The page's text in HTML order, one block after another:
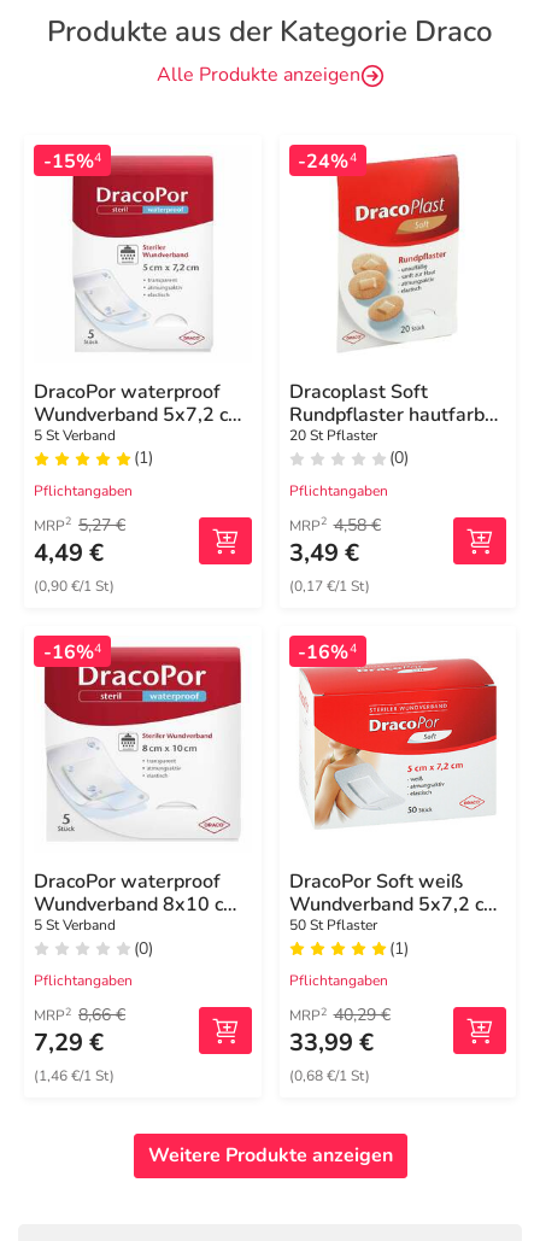
Produkte aus der Kategorie Draco
Alle Produkte anzeigen
-15%4
DracoPor waterproof
Wundverband 5x7,2 cm
steril
5 St Verband
(1)
Pflichtangaben
MRP2 5,27 €
4,49 €
(0,90 €/1 St)
-24%4
Dracoplast Soft
Rundpflaster hautfarben
2,2cm
20 St Pflaster
(0)
Pflichtangaben
MRP2 4,58 €
3,49 €
(0,17 €/1 St)
-16%4
DracoPor waterproof
Wundverband 8x10 cm
steril
5 St Verband
(0)
Pflichtangaben
MRP2 8,66 €
7,29 €
(1,46 €/1 St)
-16%4
DracoPor Soft weiß
Wundverband 5x7,2 cm
steril
50 St Pflaster
(1)
Pflichtangaben
MRP2 40,29 €
33,99 €
(0,68 €/1 St)
Weitere Produkte anzeigen